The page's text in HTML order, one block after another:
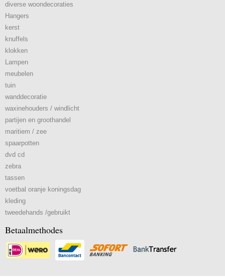
diverse woondecoraties
Hangers
kerst
knuffels
klokken
Lampen
meubelen
tuin
wanddecoratie
waxinehouders / windlicht
partijen en groothandel
maritiem / zee
spaarpotten
dvd cd
zebra
tassen
voetbal oranje koningsdag
kleding
tweedehands /gebruikt
Betaalmethodes